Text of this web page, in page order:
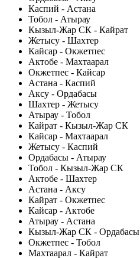
Каспий - Астана
Тобол - Атырау
Кызыл-Жар СК - Кайрат
Жетысу - Шахтер
Кайсар - Окжетпес
Актобе - Махтаарал
Окжетпес - Кайсар
Астана - Каспий
Аксу - Ордабасы
Шахтер - Жетысу
Атырау - Тобол
Кайрат - Кызыл-Жар СК
Кайсар - Махтаарал
Жетысу - Каспий
Ордабасы - Атырау
Тобол - Кызыл-Жар СК
Актобе - Шахтер
Астана - Аксу
Кайрат - Окжетпес
Кайсар - Актобе
Атырау - Астана
Кызыл-Жар СК - Ордабасы
Окжетпес - Тобол
Махтаарал - Кайрат